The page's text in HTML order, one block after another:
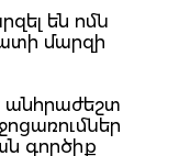
են ոմն
մարզի
անհրաժեշտ
գործիք